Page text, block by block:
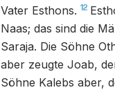
Vater Esthons. 12
Naas; das sind die
Saraja. Die Söhne
aber zeugte Joab,
Söhne Kalebs aber,